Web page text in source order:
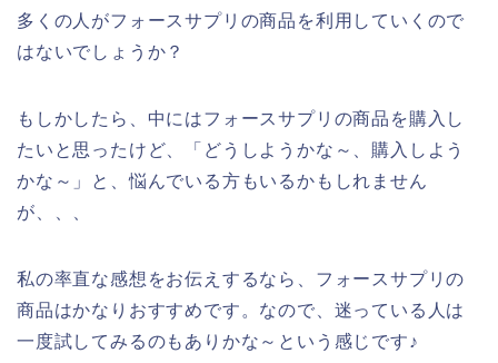
多くの人がフォースサプリの商品を利用していくので
はないでしょうか？
もしかしたら、中にはフォースサプリの商品を購入し
たいと思ったけど、「どうしようかな～、購入しよう
かな～」と、悩んでいる方もいるかもしれません
が、、、
私の率直な感想をお伝えするなら、フォースサプリの
商品はかなりおすすめです。なので、迷っている人は
一度試してみるのもありかな～という感じです♪